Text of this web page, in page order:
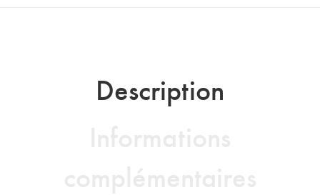
Description